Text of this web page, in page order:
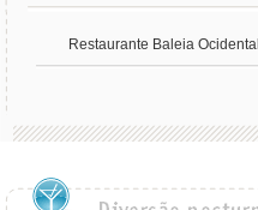
Restaurante Baleia Ocidental